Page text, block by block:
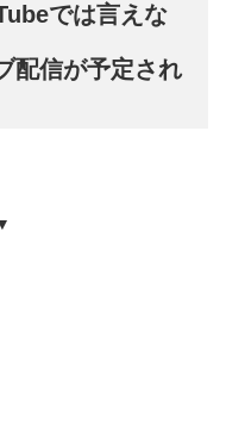
では言えな
配信が予定され